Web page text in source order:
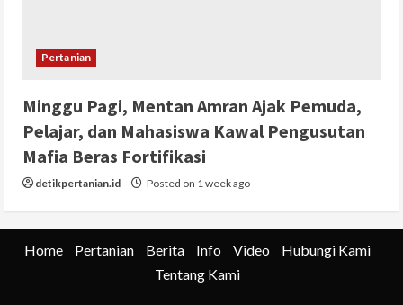
Pertanian
Minggu Pagi, Mentan Amran Ajak Pemuda,
Pelajar, dan Mahasiswa Kawal Pengusutan
Mafia Beras Fortifikasi
detikpertanian.id Posted on 1 week ago
Home Pertanian Berita Info Video
Hubungi Kami
Tentang Kami